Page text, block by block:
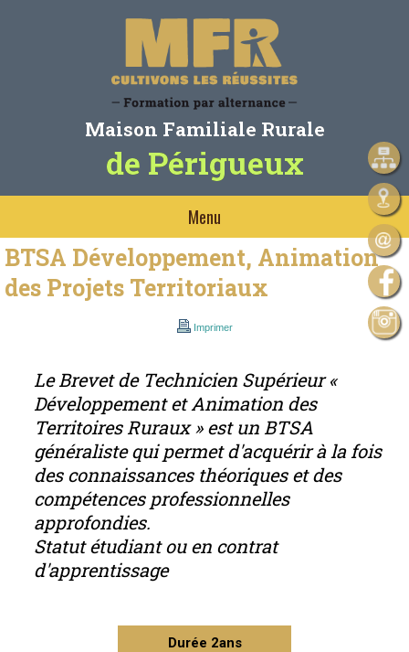
Maison Familiale Rurale
de Périgueux
Menu
BTSA Développement, Animation
des Projets Territoriaux
Imprimer
Le Brevet de Technicien Supérieur «
Développement et Animation des
Territoires Ruraux » est un BTSA
généraliste qui permet d'acquérir à la fois
des connaissances théoriques et des
compétences professionnelles
approfondies.
Statut étudiant ou en contrat
d'apprentissage
Durée 2ans